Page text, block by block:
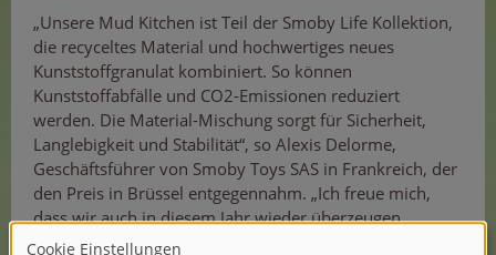
„Unsere Mud Kitchen ist Teil der Smoby Life Kollektion,
die recyceltes Material und hochwertiges neues
Kunststoffgranulat kombiniert. So können
Kunststoffabfälle und CO2-Emissionen reduziert
werden. Die Material-Mischung sorgt für Sicherheit,
Langlebigkeit und Stabilität“, so Alexis Delorme,
Geschäftsführer von Smoby Toys SAS in Frankreich, der
den Preis in Brüssel entgegennahm. „Ich freue mich,
dass wir auch in diesem Jahr wieder überzeugen
konnten.“